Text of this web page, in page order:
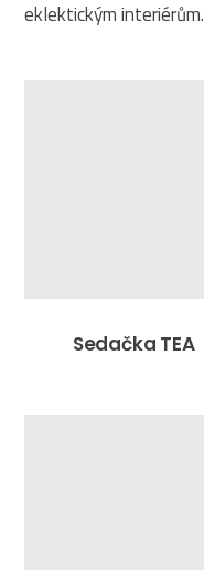
eklektickým interiérům.
Sedačka TEA